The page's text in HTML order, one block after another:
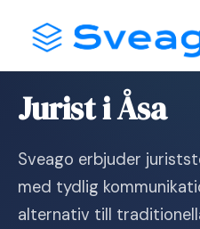
content
Jurist i Åsa
Sveago erbjuder
med tydlig
alternativ till